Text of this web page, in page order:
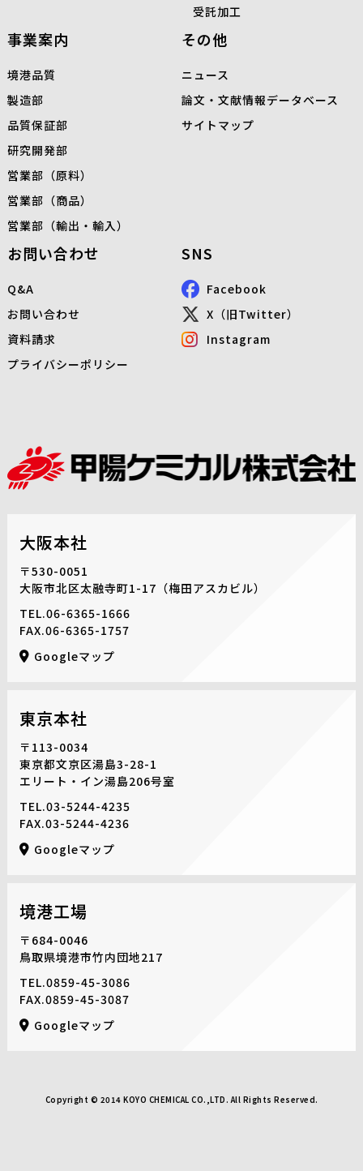
受託加工
事業案内
境港品質
製造部
品質保証部
研究開発部
営業部（原料）
営業部（商品）
営業部（輸出・輸入）
その他
ニュース
論文・文献情報データベース
サイトマップ
お問い合わせ
Q&A
お問い合わせ
資料請求
プライバシーポリシー
SNS
Facebook
X（旧Twitter）
Instagram
大阪本社
〒530-0051
大阪市北区太融寺町1-17 （梅田アスカビル）
TEL.06-6365-1666
FAX.06-6365-1757
Googleマップ
東京本社
〒113-0034
東京都文京区湯島3-28-1
エリート・イン湯島206号室
TEL.03-5244-4235
FAX.03-5244-4236
Googleマップ
境港工場
〒684-0046
鳥取県境港市竹内団地217
TEL.0859-45-3086
FAX.0859-45-3087
Googleマップ
Copyright © 2014 KOYO CHEMICAL CO.,LTD. All Rights Reserved.